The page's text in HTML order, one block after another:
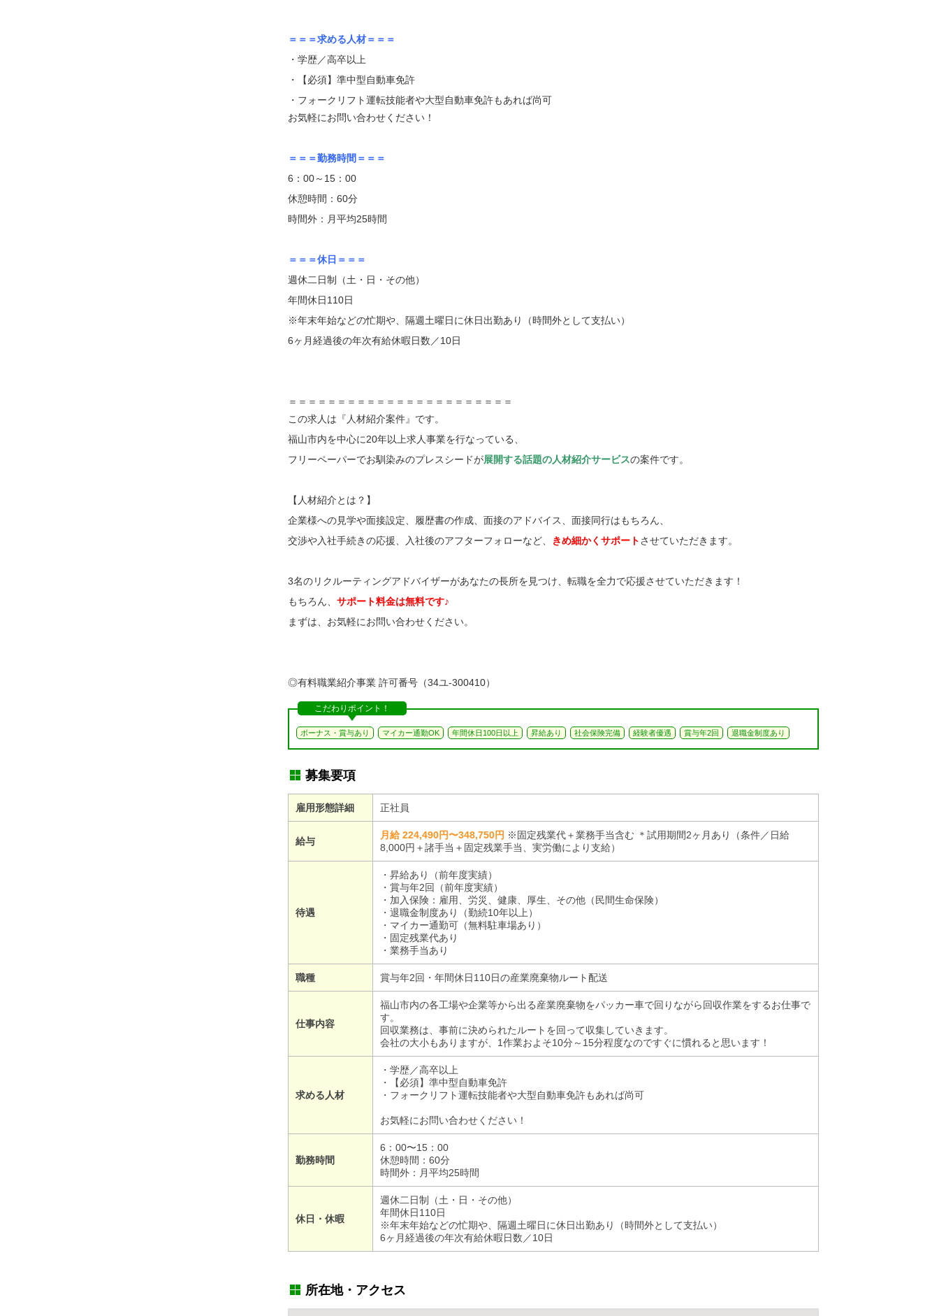
＝＝＝求める人材＝＝＝
・学歴／高卒以上
・【必須】準中型自動車免許
・フォークリフト運転技能者や大型自動車免許もあれば尚可
お気軽にお問い合わせください！
＝＝＝勤務時間＝＝＝
6：00～15：00
休憩時間：60分
時間外：月平均25時間
＝＝＝休日＝＝＝
週休二日制（土・日・その他）
年間休日110日
※年末年始などの忙期や、隔週土曜日に休日出勤あり（時間外として支払い）
6ヶ月経過後の年次有給休暇日数／10日
＝＝＝＝＝＝＝＝＝＝＝＝＝＝＝＝＝＝＝＝＝＝＝
この求人は『人材紹介案件』です。
福山市内を中心に20年以上求人事業を行なっている、
フリーペーパーでお馴染みのプレスシードが展開する話題の人材紹介サービスの案件です。
【人材紹介とは？】
企業様への見学や面接設定、履歴書の作成、面接のアドバイス、面接同行はもちろん、
交渉や入社手続きの応援、入社後のアフターフォローなど、
きめ細かくサポートさせていただきます。
3名のリクルーティングアドバイザーがあなたの長所を見つけ、転職を全力で応援させていただきます！
もちろん、 サポート料金は無料です♪
まずは、お気軽にお問い合わせください。
◎有料職業紹介事業 許可番号（34ユ-300410）
こだわりポイント！
ボーナス・賞与あり マイカー通勤OK 年間休日100日以上 昇給あり 社会保険完備 経験者優遇 賞与年2回 退職金制度あり
募集要項
雇用形態詳細 正社員
給与
月給 224,490円〜348,750円 ※固定残業代＋業務手当含む ＊試用期間2ヶ月あり（条件／日給
8,000円＋諸手当＋固定残業手当、実労働により支給）
待遇
・昇給あり（前年度実績）
・賞与年2回（前年度実績）
・加入保険：雇用、労災、健康、厚生、その他（民間生命保険）
・退職金制度あり（勤続10年以上）
・マイカー通勤可（無料駐車場あり）
・固定残業代あり
・業務手当あり
職種 賞与年2回・年間休日110日の産業廃棄物ルート配送
仕事内容
福山市内の各工場や企業等から出る産業廃棄物をパッカー車で回りながら回収作業をするお仕事で
す。
回収業務は、事前に決められたルートを回って収集していきます。
会社の大小もありますが、1作業およそ10分～15分程度なのですぐに慣れると思います！
求める人材
・学歴／高卒以上
・【必須】準中型自動車免許
・フォークリフト運転技能者や大型自動車免許もあれば尚可
お気軽にお問い合わせください！
勤務時間
6：00〜15：00
休憩時間：60分
時間外：月平均25時間
休日・休暇
週休二日制（土・日・その他）
年間休日110日
※年末年始などの忙期や、隔週土曜日に休日出勤あり（時間外として支払い）
6ヶ月経過後の年次有給休暇日数／10日
所在地・アクセス